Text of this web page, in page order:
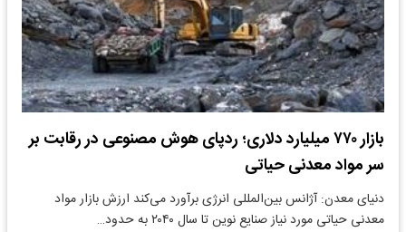
بازار ۷۷۰ میلیارد دلاری؛ ردپای هوش مصنوعی در رقابت بر
سر مواد معدنی حیاتی
دنیای معدن: آژانس بین‌المللی انرژی برآورد می‌کند ارزش بازار مواد
معدنی حیاتی مورد نیاز صنایع نوین تا سال ۲۰۴۰ به حدود…